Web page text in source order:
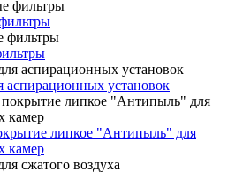
аспирационных установок
липкое "Антипыль" для
камер